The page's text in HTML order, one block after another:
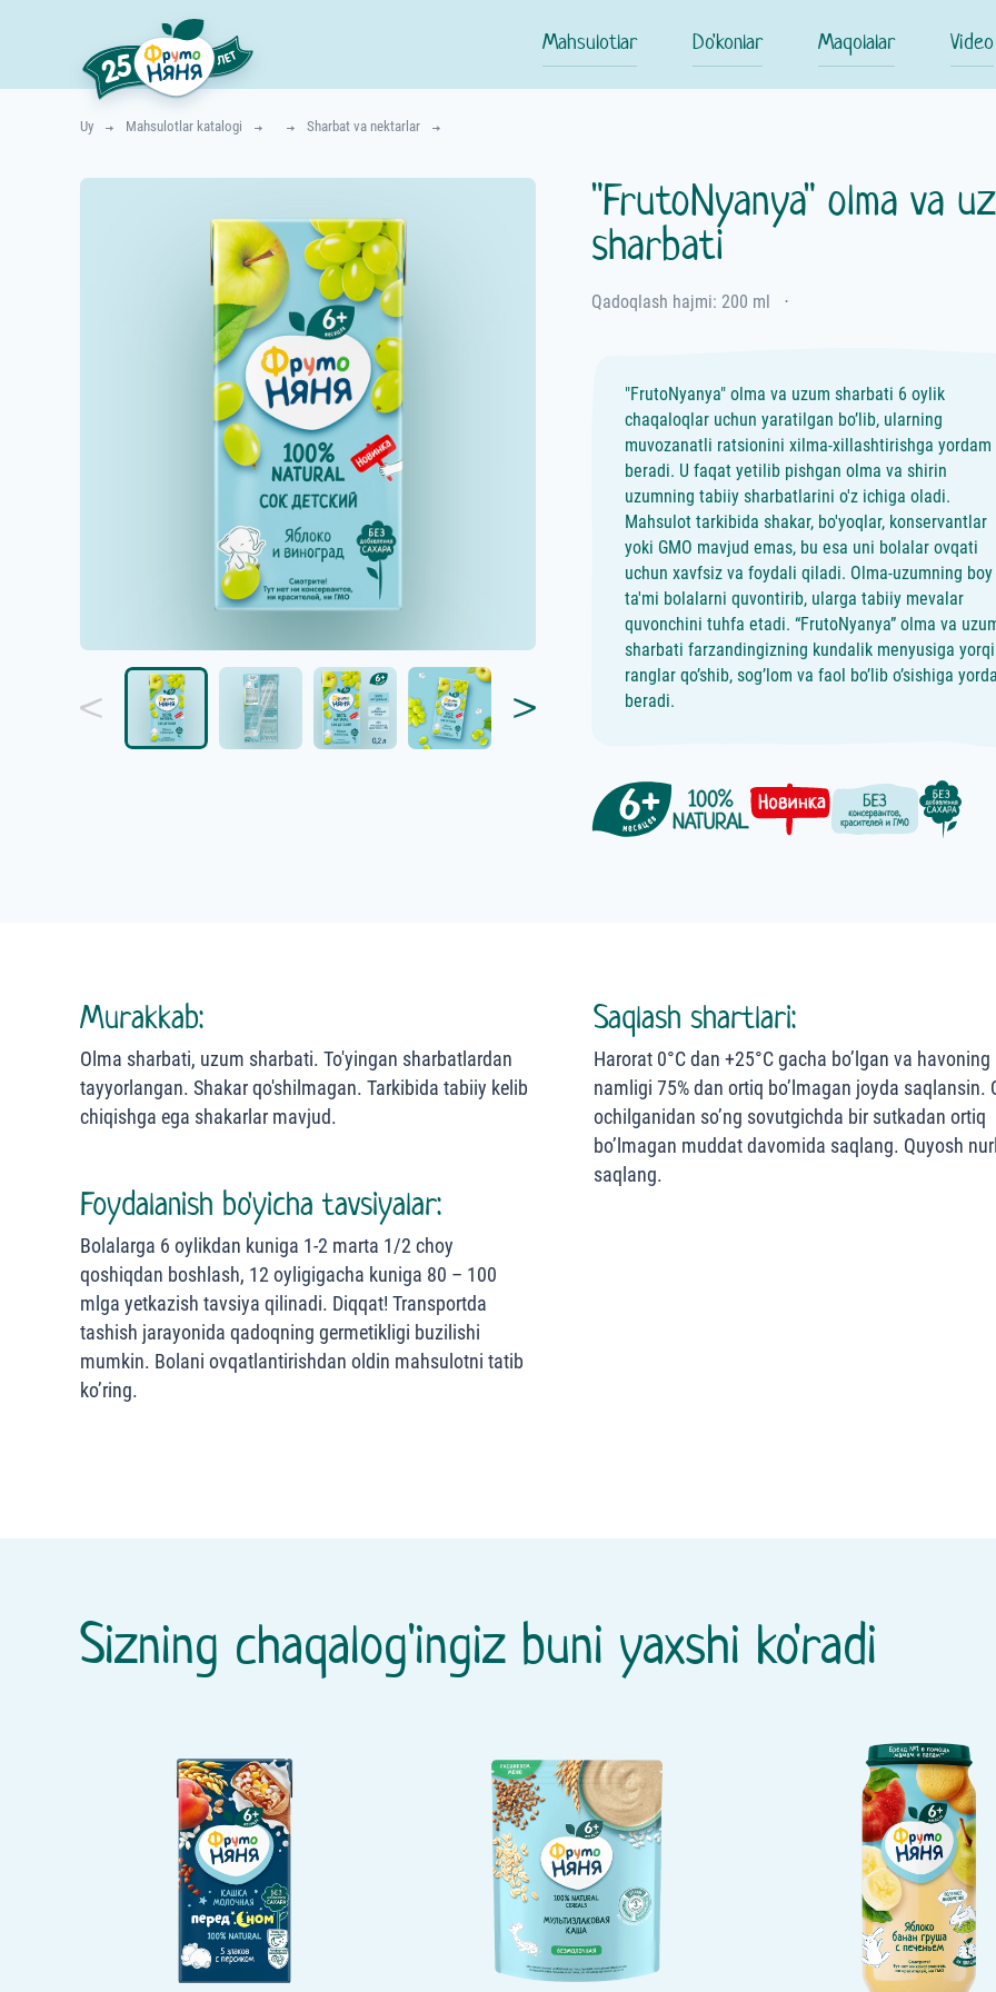
Mahsulotlar Do'konlar Maqolalar Video
Uy Mahsulotlar katalogi Sharbat va nektarlar
"FrutoNyanya" olma va
sharbati
Qadoqlash hajmi: 200 ml ⋅
"FrutoNyanya" olma va uzum sharbati 6 oylik
chaqaloqlar uchun yaratilgan bo’lib, ularning
muvozanatli ratsionini xilma-xillashtirishga yordam
beradi. U faqat yetilib pishgan olma va shirin
uzumning tabiiy sharbatlarini o'z ichiga oladi.
Mahsulot tarkibida shakar, bo'yoqlar, konservantlar
yoki GMO mavjud emas, bu esa uni bolalar ovqati
uchun xavfsiz va foydali qiladi. Olma-uzumning boy
ta'mi bolalarni quvontirib, ularga tabiiy mevalar
quvonchini tuhfa etadi. “FrutoNyanya” olma va
sharbati farzandingizning kundalik menyusiga
ranglar qo’shib, sog’lom va faol bo’lib o’sishiga
beradi.
Murakkab:
Olma sharbati, uzum sharbati. To'yingan sharbatlardan
tayyorlangan. Shakar qo'shilmagan. Tarkibida tabiiy kelib
chiqishga ega shakarlar mavjud.
Foydalanish bo'yicha tavsiyalar:
Bolalarga 6 oylikdan kuniga 1-2 marta 1/2 choy
qoshiqdan boshlash, 12 oyligigacha kuniga 80 – 100
mlga yetkazish tavsiya qilinadi. Diqqat! Transportda
tashish jarayonida qadoqning germetikligi buzilishi
mumkin. Bolani ovqatlantirishdan oldin mahsulotni tatib
ko’ring.
Saqlash shartlari:
Harorat 0°С dan +25°С gacha bo’lgan va
namligi 75% dan ortiq bo’lmagan joyda saqlansin.
ochilganidan so’ng sovutgichda bir sutkadan ortiq
bo’lmagan muddat davomida saqlang. Quyosh
saqlang.
Sizning chaqalog'ingiz buni yaxshi ko'radi